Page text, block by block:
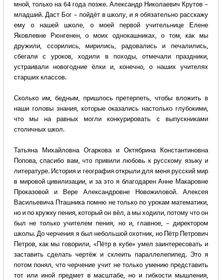
мной, только на 64 года позже. Александр Николаевич Крутов –
младший. Даст Бог – пойдёт в школу, и я обязательно расскажу
ему о нашей школе, о моей первой учительнице Елене
Яковлевне Рюнгенен, о моих однокашниках, о том, как мы
дружили, ссорились, мирились, радовались и печалились,
сбегали с уроков, ходили в походы, отмечали праздники,
устраивали новогодние ёлки и, конечно, о наших учителях
старших классов.
Сколько им, бедным, пришлось претерпеть, чтобы вложить в
наши головы знания, которые оказались настолько глубокими,
что мы на равных могли конкурировать с выпускниками
столичных школ.
Татьяна Михайловна Огаркова и Октябрина Константиновна
Попова, спасибо вам, что привили любовь к русскому языку и
литературе. История и география открыли для меня русский мир
в мировой цивилизации, и за это я благодарен Анне Макаровне
Проказовой и Вере Александровне Новожиловой. Алексея
Васильевича Пташника помню не только по урокам математики,
но и по кружку пения, который он вёл, а мы ходили, потому что он
был не только учителем пения, но и, главное, – директором
школы. До черчения я был небольшой охотник, но Пётр Петрович
Петров, как мы говорили, «Пётр в кубе» умел заинтересовать и
заставить сделать чертёж и склеить параллелепипед. Это я
потом понял, что черчение учит не только умению представить
тот или иной предмет в масштабе, но и гибкости мышления,